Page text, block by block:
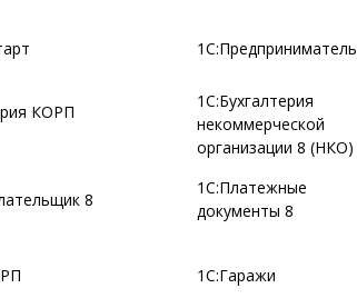
1С:Предприниматель
КОРП
1С:Бухгалтерия
некоммерческой
организации 8 (НКО)
8
1С:Платежные
документы 8
1С:Гаражи